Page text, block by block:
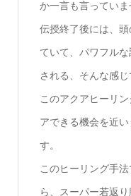
か一言も言っていま
伝授終了後には、
ていて、パワフル
される、そんな感じ
このアクアヒーリ
アできる機会を近
す。
このヒーリング手
ら、スーパー若返